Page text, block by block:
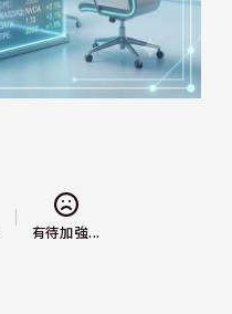
有待加強...